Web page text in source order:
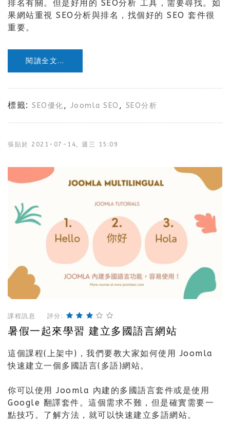
張貼於 2021-07-14, 週三 15:09
排名有關。但是好用的 SEO分析 工具，需要尋找。如
果網站重視 SEO分析與排名，找個好的 SEO 套件很
重要。
閱讀全文...
標籤: SEO優化, Joomla SEO , SEO分析
課程訊息 評分:
暑假一起來學習 建立多國語言網站
這個課程(上架中)，我們要教大家如何使用 Joomla
快速建立一個多國語言(多語)網站。
你可以使用 Joomla 內建的多國語言套件或是使用
Google 翻譯套件。這個需求不難，但是確實需要一
點技巧。了解方法，就可以快速建立多語網站。